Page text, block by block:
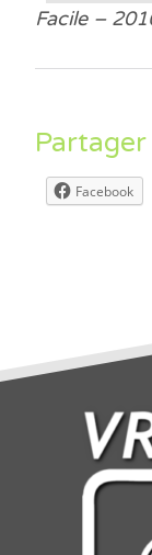
Facile –
Partager
Facebook